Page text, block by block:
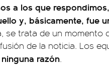
a los que
y, básicamente, fue
se trata de un
de la noticia. Los
razón.